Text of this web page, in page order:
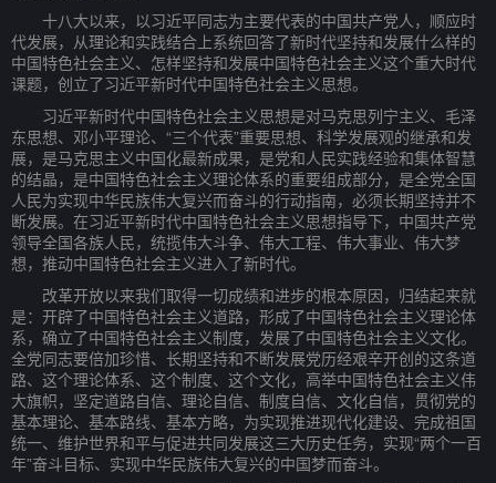
十八大以来，以习近平同志为主要代表的中国共产党人，顺应时
代发展，从理论和实践结合上系统回答了新时代坚持和发展什么样的
中国特色社会主义、怎样坚持和发展中国特色社会主义这个重大时代
课题，创立了习近平新时代中国特色社会主义思想。
习近平新时代中国特色社会主义思想是对马克思列宁主义、毛泽
东思想、邓小平理论、“三个代表”重要思想、科学发展观的继承和发
展，是马克思主义中国化最新成果，是党和人民实践经验和集体智慧
的结晶，是中国特色社会主义理论体系的重要组成部分，是全党全国
人民为实现中华民族伟大复兴而奋斗的行动指南，必须长期坚持并不
断发展。在习近平新时代中国特色社会主义思想指导下，中国共产党
领导全国各族人民，统揽伟大斗争、伟大工程、伟大事业、伟大梦
想，推动中国特色社会主义进入了新时代。
改革开放以来我们取得一切成绩和进步的根本原因，归结起来就
是：开辟了中国特色社会主义道路，形成了中国特色社会主义理论体
系，确立了中国特色社会主义制度，发展了中国特色社会主义文化。
全党同志要倍加珍惜、长期坚持和不断发展党历经艰辛开创的这条道
路、这个理论体系、这个制度、这个文化，高举中国特色社会主义伟
大旗帜，坚定道路自信、理论自信、制度自信、文化自信，贯彻党的
基本理论、基本路线、基本方略，为实现推进现代化建设、完成祖国
统一、维护世界和平与促进共同发展这三大历史任务，实现“两个一百
年”奋斗目标、实现中华民族伟大复兴的中国梦而奋斗。